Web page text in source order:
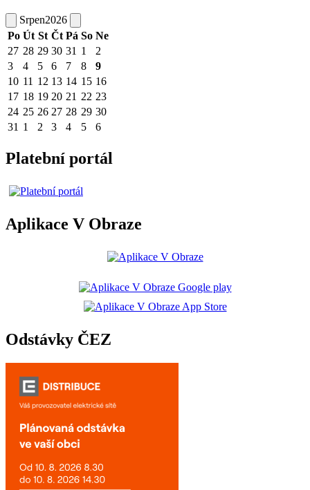
Srpen2026
Po Út St Čt Pá So Ne
27 28 29 30 31 1
2
3
4 5 6 7 8
9
10 11 12 13 14 15 16
17 18 19 20 21 22 23
24 25 26 27 28 29 30
31 1 2 3 4 5 6
Platební portál
Aplikace V Obraze
Odstávky ČEZ